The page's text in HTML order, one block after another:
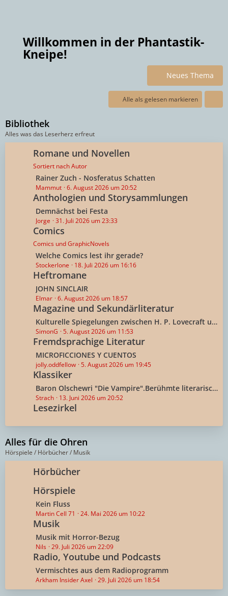
Willkommen in der Phantastik-
Kneipe!
Neues Thema
Alle als gelesen markieren
Bibliothek
Alles was das Leserherz erfreut
Romane und Novellen
Sortiert nach Autor
L
e
t
z
e
B
e
t
r
ä
g
e
Rainer Zuch - Nosferatus Schatten
Mammut 6. August 2026 um 20:52
Anthologien und Storysammlungen
L
e
t
z
e
B
t
r
ä
g
e
Demnächst bei Festa
Jorge 31. Juli 2026 um 23:33
Comics
Comics und GraphicNovels
L
e
t
z
e
e
i
t
ä
g
e
Welche Comics lest ihr gerade?
Stockerlone 18. Juli 2026 um 16:16
Heftromane
L
e
t
z
e
e
i
t
ä
g
JOHN SINCLAIR
Elmar 6. August 2026 um 18:57
Magazine und Sekundärliteratur
L
e
t
z
e
e
i
t
r
g
e
Kulturelle Spiegelungen zwischen H. P. Lovecraft und Deutschland
SimonG 5. August 2026 um 11:53
Fremdsprachige Literatur
L
e
t
z
e
e
i
t
r
ä
g
e
MICROFICCIONES Y CUENTOS
jolly.oddfellow 5. August 2026 um 19:45
Klassiker
L
e
t
t
e
B
e
i
r
ä
g
e
Baron Olschewri "Die Vampire".Berühmte literarische Mystifikation aus Russland.1912
Strach 13. Juni 2026 um 20:52
Lesezirkel
Alles für die Ohren
Hörspiele / Hörbücher / Musik
Hörbücher
Hörspiele
L
e
t
z
e
e
Kein Fluss
Martin Cell 71 24. Mai 2026 um 10:22
Musik
L
e
t
z
e
Musik mit Horror-Bezug
Nils 29. Juli 2026 um 22:09
Radio, Youtube und Podcasts
L
e
t
Vermischtes aus dem Radioprogramm
Arkham Insider Axel 29. Juli 2026 um 18:54